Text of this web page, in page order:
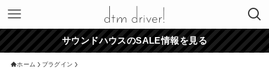
サウンドハウスのSALE情報を見る
ホーム プラグイン